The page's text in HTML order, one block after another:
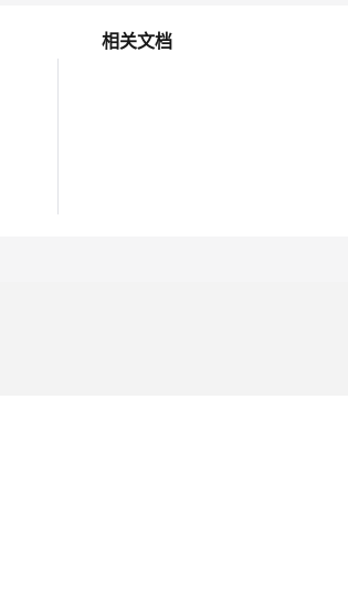
相关文档